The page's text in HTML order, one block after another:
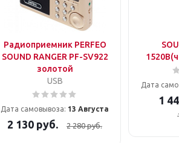
Радиоприемник PERFEO
SOUND RANGER PF-SV922
золотой
USB
Дата самовывоза: 13 Августа
2 130 руб. 2 280руб.
Дата
1